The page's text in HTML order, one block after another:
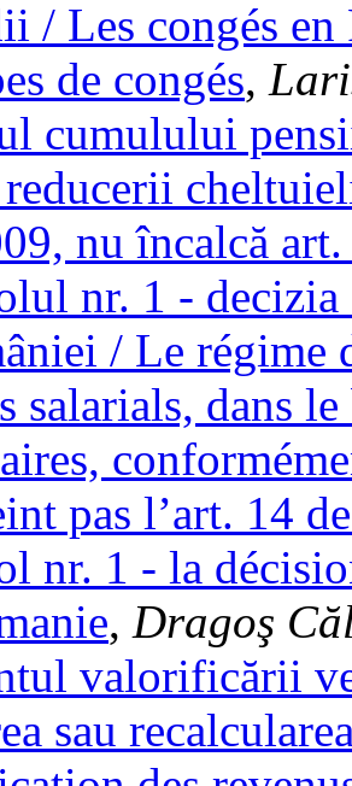
/ Les congés
de congés,
cumulului
nu încalcă
nr. 1 ‑
/ Le régime
salarials, dans
pas l’art. 14
nr. 1 - la
, Dragoş
valorificării
sau